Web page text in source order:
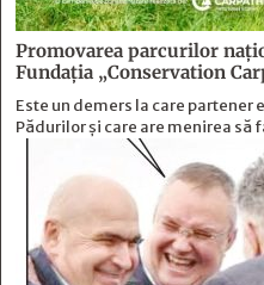
Promovarea parcurilor
Fundația „Conservation
Este un demers la care
Pădurilor și care are menirea